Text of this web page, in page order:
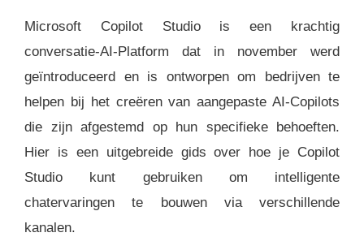
Microsoft Copilot Studio is een krachtig
conversatie-AI-Platform dat in november werd
geïntroduceerd en is ontworpen om bedrijven te
helpen bij het creëren van aangepaste AI-Copilots
die zijn afgestemd op hun specifieke behoeften.
Hier is een uitgebreide gids over hoe je Copilot
Studio kunt gebruiken om intelligente
chatervaringen te bouwen via verschillende
kanalen.